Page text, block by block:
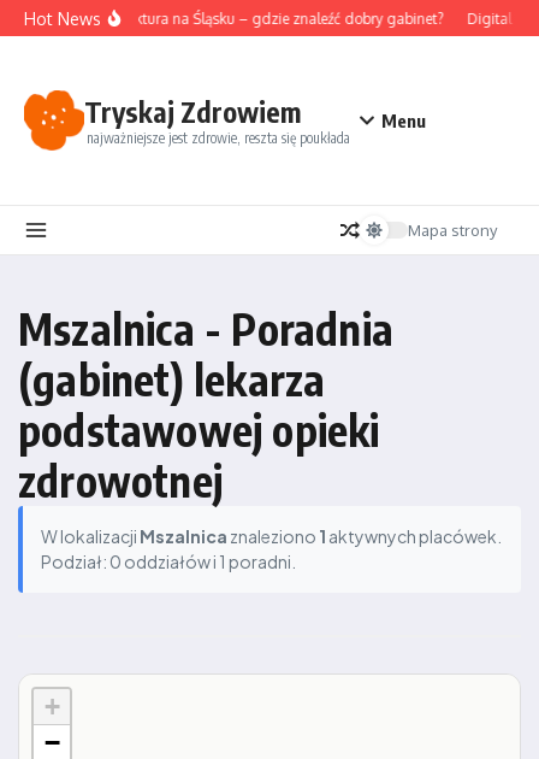
Przejdź do treści
Hot NewsAkupunktura na Śląsku – gdzie znaleźć dobry gabinet? Digital
Tryskaj Zdrowiem
najważniejsze jest zdrowie, reszta się poukłada
Menu
Mapa strony
Mszalnica - Poradnia
(gabinet) lekarza
podstawowej opieki
zdrowotnej
W lokalizacji Mszalnica znaleziono 1 aktywnych placówek.
Podział: 0 oddziałów i 1 poradni.
+
−